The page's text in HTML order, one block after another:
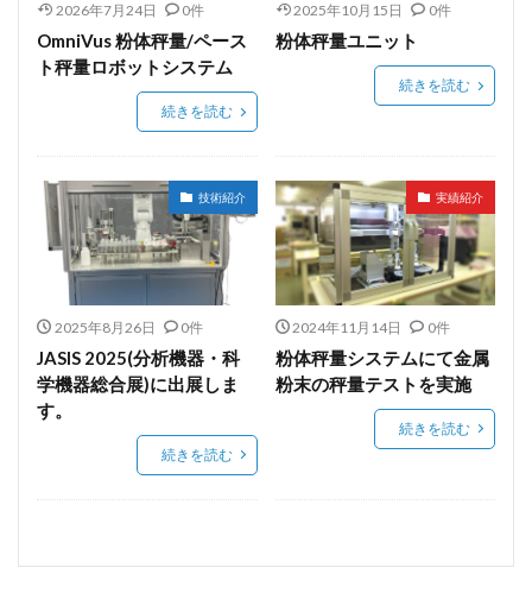
2026年7月24日
0件
OmniVus 粉体秤量/ペース
ト秤量ロボットシステム
続きを読む
2025年10月15日
0件
粉体秤量ユニット
続きを読む
技術紹介
2025年8月26日 0件
JASIS 2025(分析機器・科
学機器総合展)に出展しま
す。
続きを読む
実績紹介
2024年11月14日 0件
粉体秤量システムにて金属
粉末の秤量テストを実施
続きを読む
カスタム設計
コンタミフリー
パウダーピペット
協働ロボット
ホールピペット
ボルテックスミキサー
ラボオートメーション
ラボオートメーション組込み用
ラボラトリーオートメーション
ロボット
力センサー
力覚センサー 高粘度液体秤量
検索